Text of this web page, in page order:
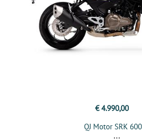
€ 4.990,00
QJ Motor SRK 600